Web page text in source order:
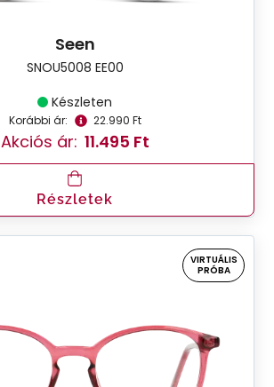
Seen
SNOU5008 EE00
Készleten
Korábbi ár: 22.990 Ft
Akciós ár: 11.495 Ft
Részletek
VIRTUÁLIS
PRÓBA